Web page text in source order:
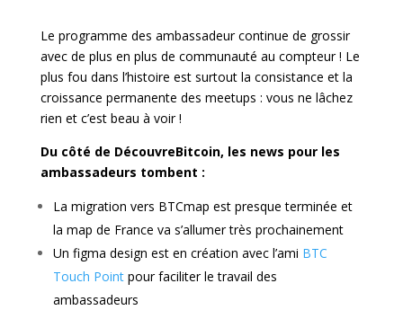
Le programme des ambassadeur continue de grossir
avec de plus en plus de communauté au compteur ! Le
plus fou dans l’histoire est surtout la consistance et la
croissance permanente des meetups : vous ne lâchez
rien et c’est beau à voir !
Du côté de DécouvreBitcoin, les news pour les
ambassadeurs tombent :
La migration vers BTCmap est presque terminée et
la map de France va s’allumer très prochainement
Un figma design est en création avec l’ami BTC
Touch Point pour faciliter le travail des
ambassadeurs